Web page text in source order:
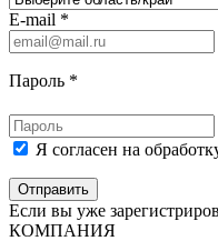
E-mail *
Пароль *
Я согласен на
Отправить
Если вы уже
КОМПАНИЯ